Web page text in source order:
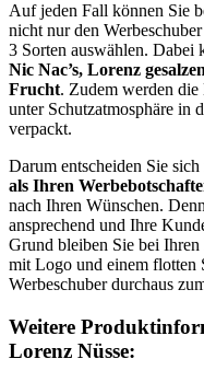
Auf jeden Fall können Sie
nicht nur den
3 Sorten auswählen. Dabei
Nic Nac’s, Lorenz
Frucht. Zudem werden
unter Schutzatmosphäre in
verpackt.
Darum entscheiden Sie
als Ihren
nach Ihren Wünschen.
ansprechend und Ihre
Grund bleiben Sie bei
mit Logo und einem flotten
Werbeschuber durchaus
Weitere
Lorenz Nüsse: